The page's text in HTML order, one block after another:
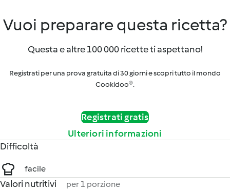
Vuoi preparare questa ricetta?
Questa e altre 100 000 ricette ti aspettano!
Registrati per una prova gratuita di 30 giorni e scopri tutto il mondo
Cookidoo®.
Registrati gratis
Ulteriori informazioni
Difficoltà
facile
Valori nutritivi per 1 porzione